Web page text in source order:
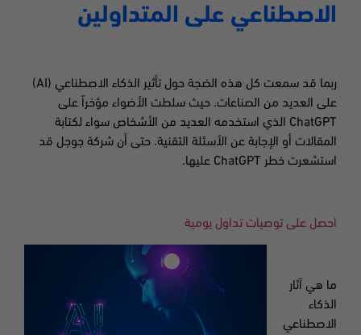
الاصطناعي على المتداولين
ربما قد سمعت كل هذه الضجة حول تأثير الذكاء الاصطناعي ( AI
)
على العديد من الصناعات. حيث سلطت الأضواء مؤخراً على
ChatGPT
الذي استخدمه العديد من الأشخاص سواء لكتابة
المقالات أو الإجابة عن الأسئلة التقنية. حتى أن شركة جوجل قد
استشعرت خطر ChatGPT عليها.
احصل على توصيات تداول يومية
ما هي آثار
الذكاء
الاصطناعي